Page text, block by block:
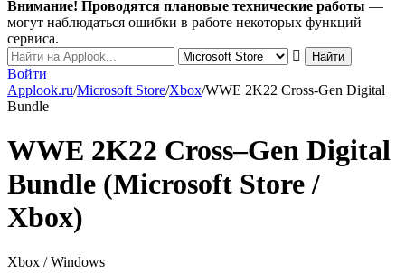
Внимание! Проводятся плановые технические работы —
могут наблюдаться ошибки в работе некоторых функций
сервиса.
Войти
Applook.ru/Microsoft Store/Xbox/WWE 2K22 Cross-Gen Digital
Bundle
WWE 2K22 Cross–Gen Digital
Bundle (Microsoft Store /
Xbox)
Xbox / Windows